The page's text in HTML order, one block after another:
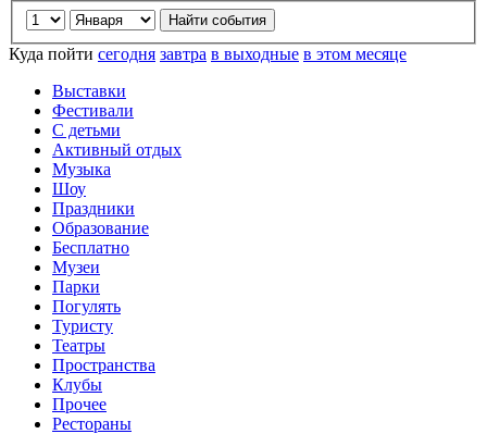
Куда пойти сегодня завтра в выходные в этом месяце
Выставки
Фестивали
С детьми
Активный отдых
Музыка
Шоу
Праздники
Образование
Бесплатно
Музеи
Парки
Погулять
Туристу
Театры
Пространства
Клубы
Прочее
Рестораны